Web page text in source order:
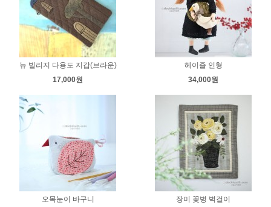
뉴 빌리지 다용도 지갑(브라운)
17,000원
헤이즐 인형
34,000원
오목눈이 바구니
장미 꽃병 벽걸이